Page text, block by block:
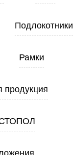
Подлокотники
Рамки
продукция
СТОПОЛ